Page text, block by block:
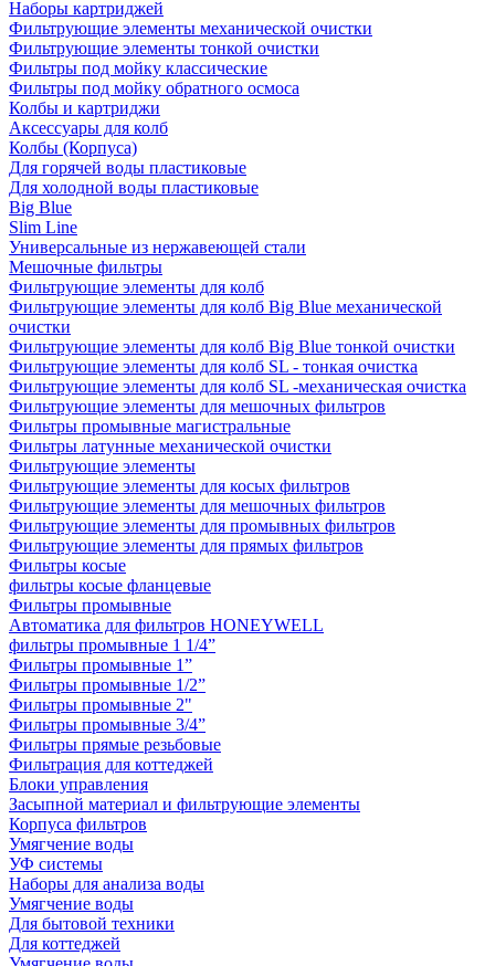
Наборы картриджей
Фильтрующие элементы механической очистки
Фильтрующие элементы тонкой очистки
Фильтры под мойку классические
Фильтры под мойку обратного осмоса
Колбы и картриджи
Аксессуары для колб
Колбы (Корпуса)
Для горячей воды пластиковые
Для холодной воды пластиковые
Big Blue
Slim Line
Универсальные из нержавеющей стали
Мешочные фильтры
Фильтрующие элементы для колб
Фильтрующие элементы для колб Big Blue механической
очистки
Фильтрующие элементы для колб Big Blue тонкой очистки
Фильтрующие элементы для колб SL - тонкая очистка
Фильтрующие элементы для колб SL -механическая очистка
Фильтрующие элементы для мешочных фильтров
Фильтры промывные магистральные
Фильтры латунные механической очистки
Фильтрующие элементы
Фильтрующие элементы для косых фильтров
Фильтрующие элементы для мешочных фильтров
Фильтрующие элементы для промывных фильтров
Фильтрующие элементы для прямых фильтров
Фильтры косые
фильтры косые фланцевые
Фильтры промывные
Автоматика для фильтров HONEYWELL
фильтры промывные 1 1/4”
Фильтры промывные 1”
Фильтры промывные 1/2”
Фильтры промывные 2"
Фильтры промывные 3/4”
Фильтры прямые резьбовые
Фильтрация для коттеджей
Блоки управления
Засыпной материал и фильтрующие элементы
Корпуса фильтров
Умягчение воды
УФ системы
Наборы для анализа воды
Умягчение воды
Для бытовой техники
Для коттеджей